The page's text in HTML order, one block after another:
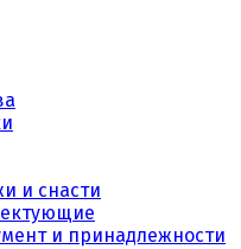
и снасти
и принадлежности